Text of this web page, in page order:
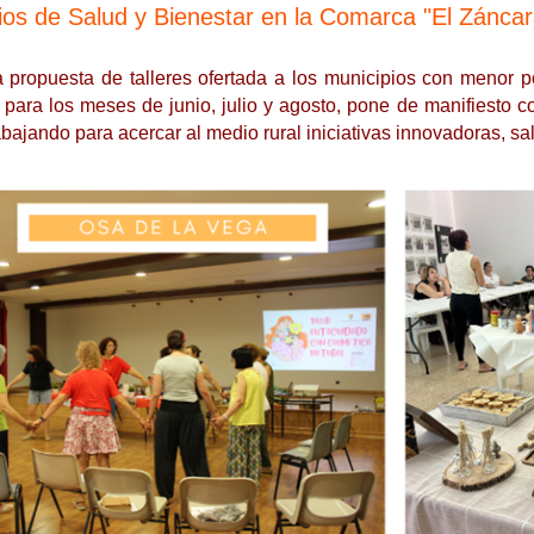
de Salud y Bienestar en la Comarca "El
propuesta de talleres ofertada a los municipios con menor
para los meses de junio, julio y agosto, pone de manifiesto
para acercar al medio rural iniciativas innovadoras,